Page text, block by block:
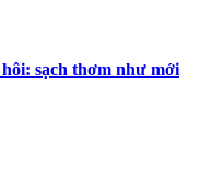
sạch thơm như mới